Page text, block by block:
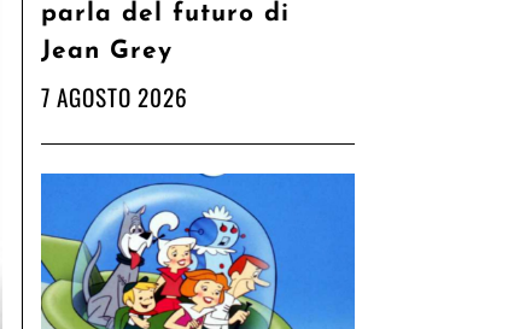
parla del futuro di
Jean Grey
7 AGOSTO 2026